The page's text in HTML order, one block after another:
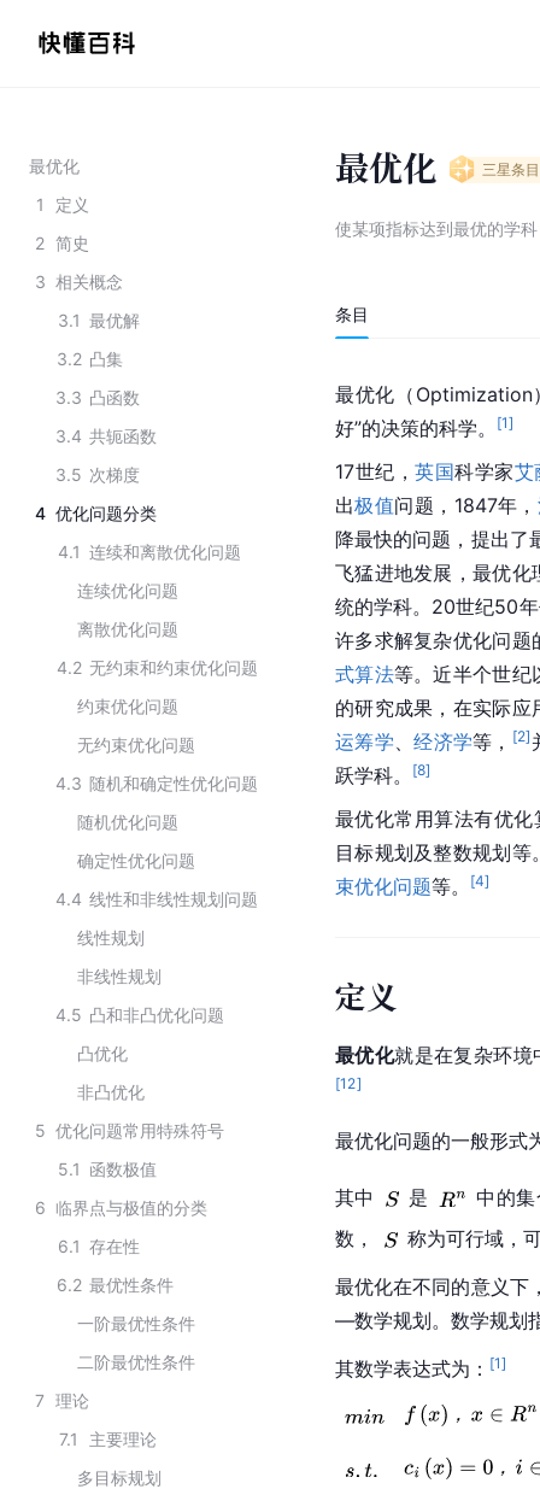
最优化
1
定义
2 简史
3 相关概念
3.1 最优解
3.2 凸集
3.3 凸函数
3.4 共轭函数
3.5 次梯度
4 优化问题分类
4.1 连续和离散优化问题
连续优化问题
离散优化问题
4.2 无约束和约束优化问题
约束优化问题
无约束优化问题
4.3 随机和确定性优化问题
随机优化问题
确定性优化问题
4.4 线性和非线性规划问题
线性规划
非线性规划
4.5 凸和非凸优化问题
凸优化
非凸优化
5 优化问题常用特殊符号
5.1 函数极值
6 临界点与极值的分类
6.1 存在性
6.2 最优性条件
一阶最优性条件
二阶最优性条件
7 理论
7.1
主要理论
多目标规划
最优化 三星条目
使某项指标达到最优的学科
条目
最优化（Optimization
好”的决策的科学。
[1]
17世纪， 英国科学家艾
出极值问题，1847年，
降最快的问题，提出了
飞猛进地发展，最优化
统的学科。20世纪50
许多求解复杂优化问题
式算法等。近半个世纪
的研究成果，在实际
运筹学 、经济学等， [2]
跃学科。
[8]
最优化常用算法有优
目标规划及整数规划
束优化问题等。 [4]
定义
最优化就是在复杂环境
[12]
最优化问题的一般形式
其中 是
中的
数，
称为可行域，
最优化在不同的意义下
—数学规划。数学规划
其数学表达式为： [1]